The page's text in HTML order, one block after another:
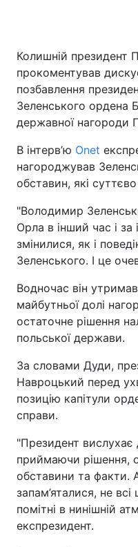
Колишній президент
прокоментував
позбавлення
Зеленського ордена
державної нагороди
В інтерв’ю Onet
нагороджував
обставин, які суттєво
"Володимир
Орла в інший час і
змінилися, як і
Зеленського. І це
Водночас він
майбутньої долі
остаточне рішення
польської держави.
За словами Дуди,
Навроцький перед
позицію капітули
справи.
"Президент вислухає
приймаючи рішення,
обставини та факти.
запам’яталися, не всі
помітні в нинішній
експрезидент.